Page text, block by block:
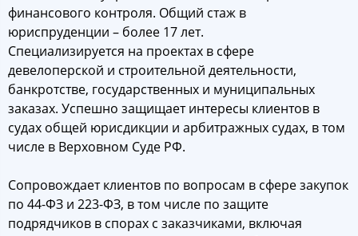
финансового контроля. Общий стаж в
юриспруденции – более 17 лет.
Специализируется на проектах в сфере
девелоперской и строительной деятельности,
банкротстве, государственных и муниципальных
заказах. Успешно защищает интересы клиентов в
судах общей юрисдикции и арбитражных судах, в том
числе в Верховном Суде РФ.
Сопровождает клиентов по вопросам в сфере закупок
по 44-ФЗ и 223-ФЗ, в том числе по защите
подрядчиков в спорах с заказчиками, включая